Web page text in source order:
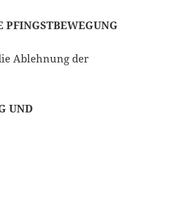
Ablehnung der
UND